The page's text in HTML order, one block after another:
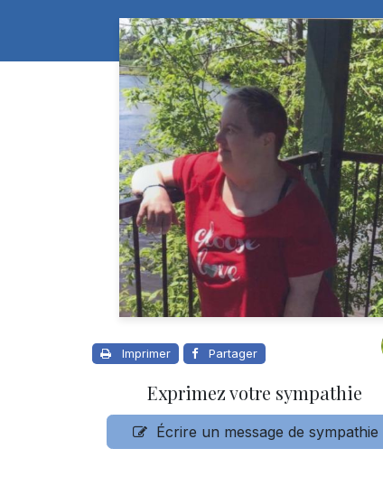
Imprimer Partager
Exprimez votre sympathie
Écrire un message de sympathie